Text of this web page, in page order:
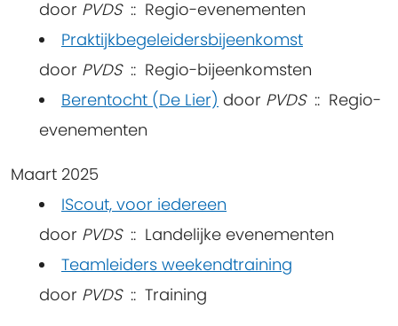
door PVDS:: Regio-evenementen
Praktijkbegeleidersbijeenkomst
door PVDS:: Regio-bijeenkomsten
Berentocht (De Lier) door PVDS:: Regio-
evenementen
Maart 2025
IScout, voor iedereen
door PVDS:: Landelijke evenementen
Teamleiders weekendtraining
door PVDS:: Training